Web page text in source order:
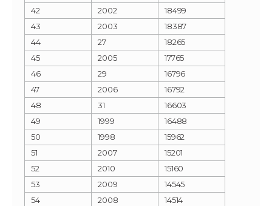
42
2002
18499
43
2003
18387
44
27
18265
45
2005
17765
46
29
16796
47
2006
16792
48
31
16603
49
1999
16488
50
1998
15962
51
2007
15201
52
2010
15160
53
2009
14545
54
2008
14514